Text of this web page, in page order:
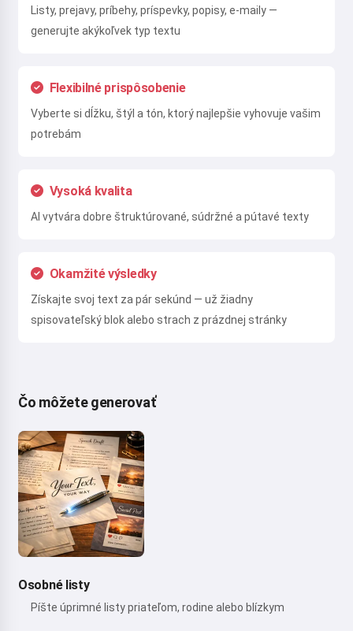
Listy, prejavy, príbehy, príspevky, popisy, e-maily —
generujte akýkoľvek typ textu
Flexibilné prispôsobenie
Vyberte si dĺžku, štýl a tón, ktorý najlepšie vyhovuje vašim
potrebám
Vysoká kvalita
AI vytvára dobre štruktúrované, súdržné a pútavé texty
Okamžité výsledky
Získajte svoj text za pár sekúnd — už žiadny
spisovateľský blok alebo strach z prázdnej stránky
Čo môžete generovať
Osobné listy
Píšte úprimné listy priateľom, rodine alebo blízkym